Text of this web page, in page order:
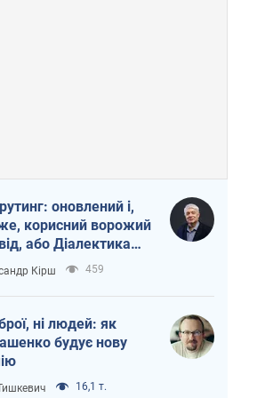
оновлений і,
корисний ворожий
або Діалектика
боягузтва
Кірш 459
ні людей: як
будує нову
16,1 т.